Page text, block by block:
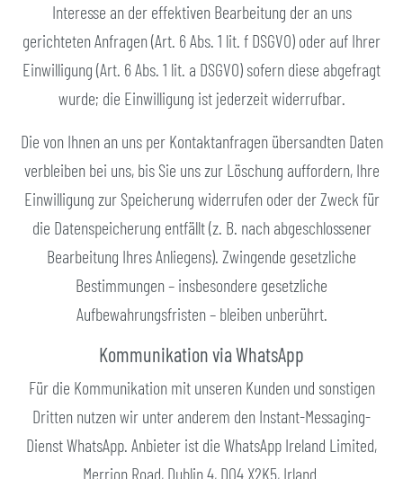
Interesse an der effektiven Bearbeitung der an uns
gerichteten Anfragen (Art. 6 Abs. 1 lit. f DSGVO) oder auf Ihrer
Einwilligung (Art. 6 Abs. 1 lit. a DSGVO) sofern diese abgefragt
wurde; die Einwilligung ist jederzeit widerrufbar.
Die von Ihnen an uns per Kontaktanfragen übersandten Daten
verbleiben bei uns, bis Sie uns zur Löschung auffordern, Ihre
Einwilligung zur Speicherung widerrufen oder der Zweck für
die Datenspeicherung entfällt (z. B. nach abgeschlossener
Bearbeitung Ihres Anliegens). Zwingende gesetzliche
Bestimmungen – insbesondere gesetzliche
Aufbewahrungsfristen – bleiben unberührt.
Kommunikation via WhatsApp
Für die Kommunikation mit unseren Kunden und sonstigen
Dritten nutzen wir unter anderem den Instant-Messaging-
Dienst WhatsApp. Anbieter ist die WhatsApp Ireland Limited,
Merrion Road, Dublin 4, D04 X2K5, Irland.